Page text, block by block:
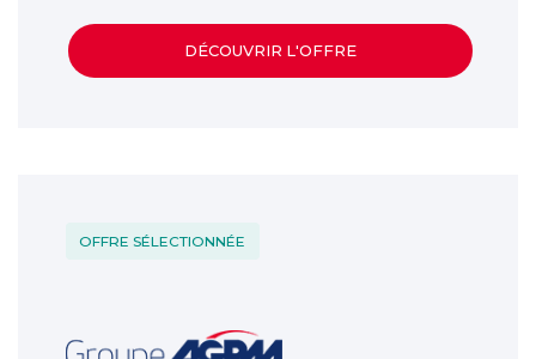
DÉCOUVRIR L'OFFRE
OFFRE SÉLECTIONNÉE